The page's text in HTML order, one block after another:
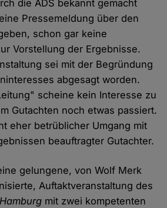
die ADS bekannt gemacht
Pressemeldung über den
schon gar keine
Vorstellung der Ergebnisse.
sei mit der Begründung
abgesagt worden.
scheine kein Interesse zu
Gutachten noch etwas passiert.
eher betrüblicher Umgang mit
beauftragter Gutachter.
gelungene, von Wolf Merk
Auftaktveranstaltung des
mit zwei kompetenten